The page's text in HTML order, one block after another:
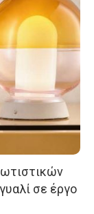
σε έργο